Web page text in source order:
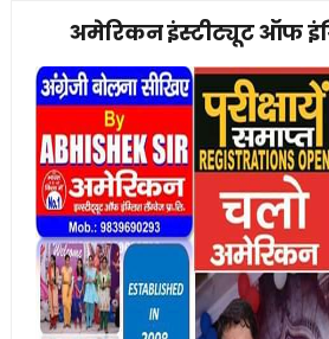
अमेरिकन इंस्टीट्यूट ऑफ